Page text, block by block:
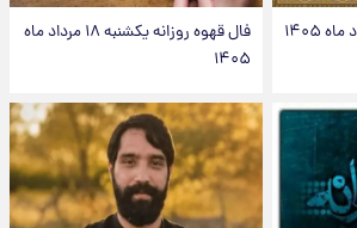
فال قهوه روزانه یکشنبه ۱۸ مرداد ماه
۱۴۰۵